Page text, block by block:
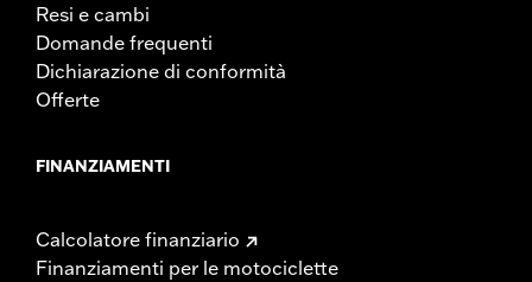
Resi e cambi
Domande frequenti
Dichiarazione di conformità
Offerte
FINANZIAMENTI
Calcolatore finanziario
Finanziamenti per le motociclette